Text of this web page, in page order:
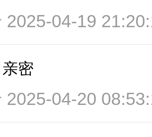
2025-04-19
密
2025-04-20